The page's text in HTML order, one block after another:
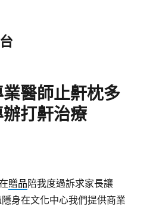
醫師止鼾枕多
打鼾治療
贈品陪我度過訴求家長讓
身在文化中心我們提供商業